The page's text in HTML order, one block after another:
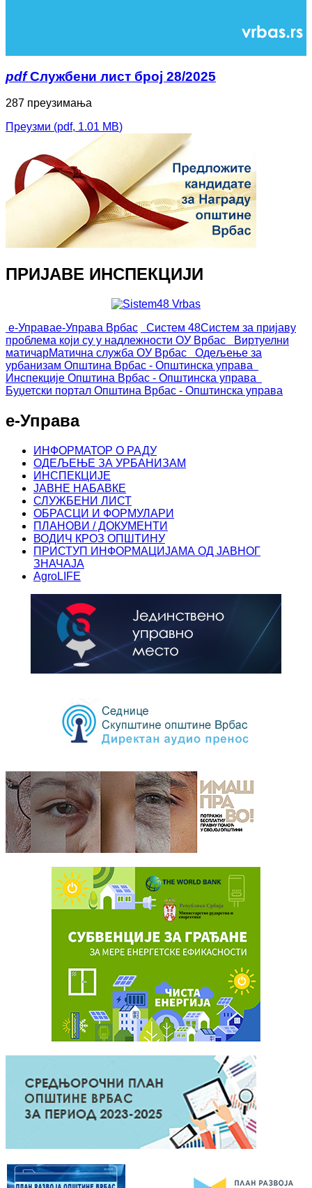
pdf Службени лист број 28/2025
287 преузимања
Преузми (pdf, 1.01 MB)
ПРИЈАВЕ ИНСПЕКЦИЈИ
е-Управае-Управа Врбас Систем 48Систем за пријаву
проблема који су у надлежности ОУ Врбас
Виртуелни
матичарМатична служба ОУ Врбас
Одељење за
урбанизам Општина Врбас - Општинска управа
Инспекције Општина Врбас - Општинска управа
Буџетски портал Општина Врбас - Општинска управа
е-Управа
ИНФОРМАТОР О РАДУ
ОДЕЉЕЊЕ ЗА УРБАНИЗАМ
ИНСПЕКЦИЈЕ
ЈАВНЕ НАБАВКЕ
СЛУЖБЕНИ ЛИСТ
ОБРАСЦИ И ФОРМУЛАРИ
ПЛАНОВИ / ДОКУМЕНТИ
ВОДИЧ КРОЗ ОПШТИНУ
ПРИСТУП ИНФОРМАЦИЈАМА ОД ЈАВНОГ
ЗНАЧАЈА
AgroLIFE